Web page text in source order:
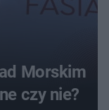
Morskim
czy nie?